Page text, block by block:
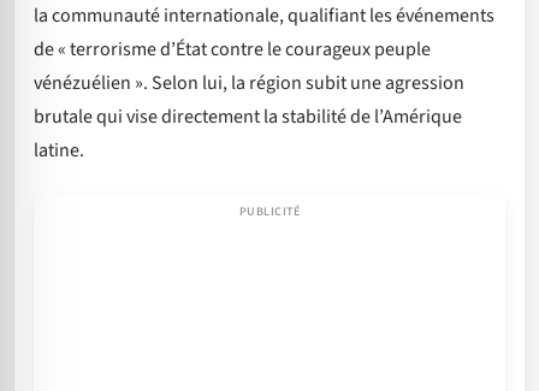
la communauté internationale, qualifiant les événements
de « terrorisme d’État contre le courageux peuple
vénézuélien ». Selon lui, la région subit une agression
brutale qui vise directement la stabilité de l’Amérique
latine.